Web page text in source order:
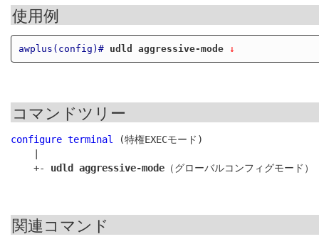
使用例
awplus(config)# udld aggressive-mode ↓
コマンドツリー
configure terminal
(特権EXECモード)
    +-
udld aggressive-mode
関連コマンド